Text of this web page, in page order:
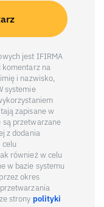
jest IFIRMA
komentarz na
i nazwisko,
systemie
zapisane w
są przetwarzane
z dodania
również w celu
w bazie systemu
okres
strony polityki